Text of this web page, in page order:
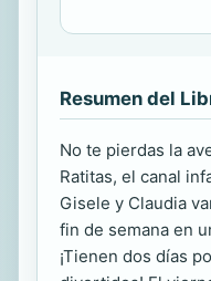
Resumen del
No te pierdas la
Ratitas, el canal
Gisele y Claudia
fin de semana en
¡Tienen dos días